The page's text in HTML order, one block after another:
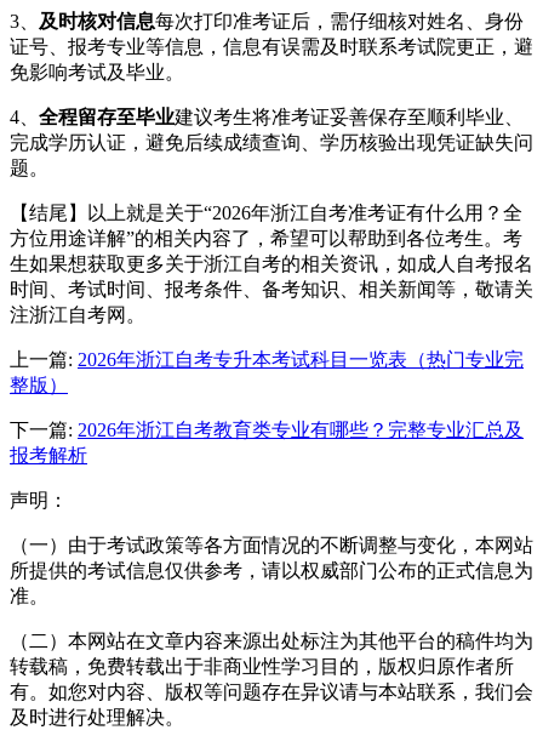
3、 及时核对信息每次打印准考证后，需仔细核对姓名、身份
证号、报考专业等信息，信息有误需及时联系考试院更正，避
免影响考试及毕业。
4、 全程留存至毕业建议考生将准考证妥善保存至顺利毕业、
完成学历认证，避免后续成绩查询、学历核验出现凭证缺失问
题。
【结尾】以上就是关于“2026年浙江自考准考证有什么用？全
方位用途详解”的相关内容了，希望可以帮助到各位考生。考
生如果想获取更多关于浙江自考的相关资讯，如成人自考报名
时间、考试时间、报考条件、备考知识、相关新闻等，敬请关
注浙江自考网。
上一篇: 2026年浙江自考专升本考试科目一览表（热门专业完
整版）
下一篇: 2026年浙江自考教育类专业有哪些？完整专业汇总及
报考解析
声明：
（一）由于考试政策等各方面情况的不断调整与变化，本网站
所提供的考试信息仅供参考，请以权威部门公布的正式信息为
准。
（二）本网站在文章内容来源出处标注为其他平台的稿件均为
转载稿，免费转载出于非商业性学习目的，版权归原作者所
有。如您对内容、版权等问题存在异议请与本站联系，我们会
及时进行处理解决。